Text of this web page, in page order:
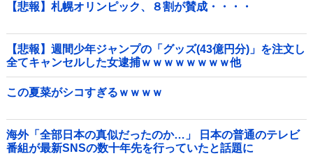
【悲報】札幌オリンピック、８割が賛成・・・・
【悲報】週間少年ジャンプの「グッズ(43億円分)」を注文し
全てキャンセルした女逮捕ｗｗｗｗｗｗｗｗ他
この夏菜がシコすぎるｗｗｗｗ
海外「全部日本の真似だったのか…」 日本の普通のテレビ
番組が最新SNSの数十年先を行っていたと話題に